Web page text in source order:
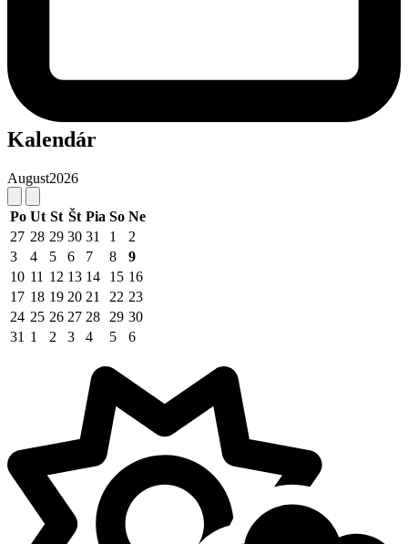
Kalendár
August2026
Po Ut St Št Pia So Ne
27 28 29 30 31 1
2
3
4 5 6 7 8
9
10 11 12 13 14 15 16
17 18 19 20 21 22 23
24 25 26 27 28 29 30
31 1 2 3 4 5 6